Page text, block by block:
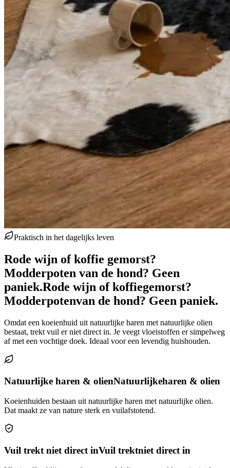
Praktisch in het dagelijks leven
Rode wijn of koffie gemorst?
Modderpoten van de hond? Geen
paniek.Rode wijn of koffiegemorst?
Modderpotenvan de hond? Geen paniek.
Omdat een koeienhuid uit natuurlijke haren met natuurlijke olien
bestaat, trekt vuil er niet direct in. Je veegt vloeistoffen er simpelweg
af met een vochtige doek. Ideaal voor een levendig huishouden.
Natuurlijke haren & olienNatuurlijkeharen & olien
Koeienhuiden bestaan uit natuurlijke haren met natuurlijke olien.
Dat maakt ze van nature sterk en vuilafstotend.
Vuil trekt niet direct inVuil trektniet direct in